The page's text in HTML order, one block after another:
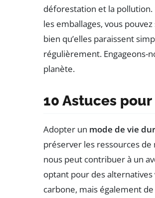
déforestation et la pollution.
les emballages, vous
bien qu’elles paraissent
régulièrement. Engageons-
planète.
10 Astuces
Adopter un mode de vie
préserver les ressources
nous peut contribuer à un
optant pour des
carbone, mais également